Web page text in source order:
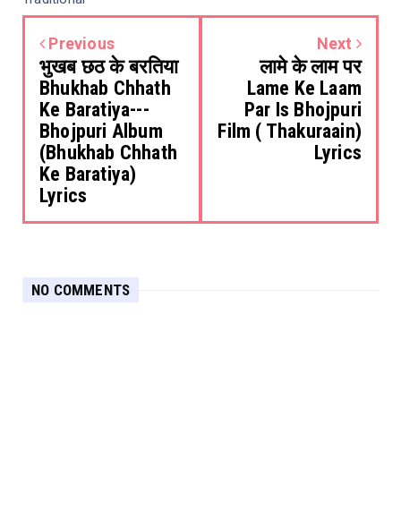
Previous
भुखब छठ के बरतिया
Bhukhab Chhath
Ke Baratiya---
Bhojpuri Album
(Bhukhab Chhath
Ke Baratiya)
Lyrics
Next
लामे के लाम पर
Lame Ke Laam
Par Is Bhojpuri
Film ( Thakuraain)
Lyrics
NO COMMENTS